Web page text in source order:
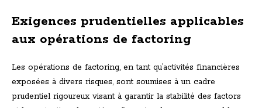
Exigences prudentielles applicables
aux opérations de factoring
Les opérations de factoring, en tant qu’activités financières
exposées à divers risques, sont soumises à un cadre
prudentiel rigoureux visant à garantir la stabilité des factors